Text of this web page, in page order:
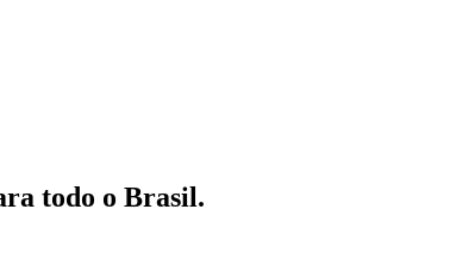
todo o Brasil.